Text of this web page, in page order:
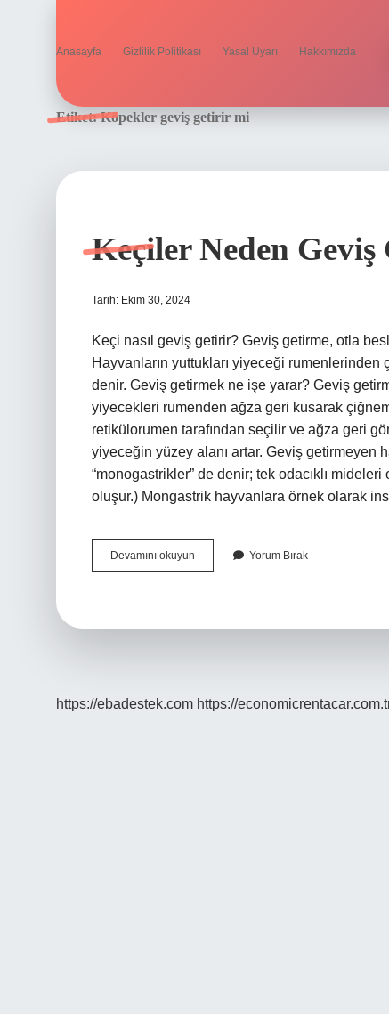
Anasayfa Gizlilik Politikası Yasal Uyarı Hakkımızda
Etiket:Köpekler geviş getirir mi
Keçiler Neden
Tarih: Ekim 30, 2024
Keçi nasıl geviş getirir? Geviş getirme, otla
Hayvanların yuttukları yiyeceği rumenlerinden
denir. Geviş getirmek ne işe yarar? Geviş
yiyecekleri rumenden ağza geri kusarak
retikülorumen tarafından seçilir ve ağza geri
yiyeceğin yüzey alanı artar. Geviş getirmeyen
“monogastrikler” de denir; tek odacıklı
oluşur.) Mongastrik hayvanlara örnek olarak
Devamını okuyun
Neden
Yorum Bırak
https://ebadestek.com https://